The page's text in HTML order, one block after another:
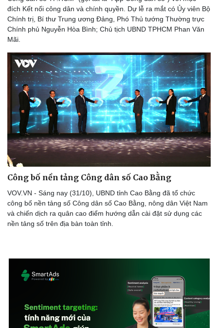
Thông tin doanh nghiệp
Doanh nghiệp 24h
Doanh nhân
Vì cộng đồng
Sành điệu
Tin Công nghệ
Trải nghiệm
Chuyển đổi số
đích Kết nối công dân và chính quyền. Dự lễ ra mắt có Ủy viên Bộ
Chính trị, Bí thư Trung ương Đảng, Phó Thủ tướng Thường trực
Chính phủ Nguyễn Hòa Bình; Chủ tịch UBND TPHCM Phan Văn
Mãi.
Công bố nền tảng Công dân số Cao Bằng
VOV.VN - Sáng nay (31/10), UBND tỉnh Cao Bằng đã tổ chức
công bố nền tảng số Công dân số Cao Bằng, nông dân Việt Nam
và chiến dịch ra quân cao điểm hướng dẫn cài đặt sử dụng các
nền tảng số trên địa bàn toàn tỉnh.